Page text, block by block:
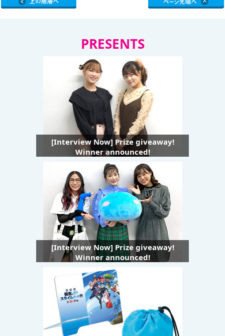
PRESENTS
[Interview Now] Prize giveaway!
Winner announced!
[Interview Now] Prize giveaway!
Winner announced!